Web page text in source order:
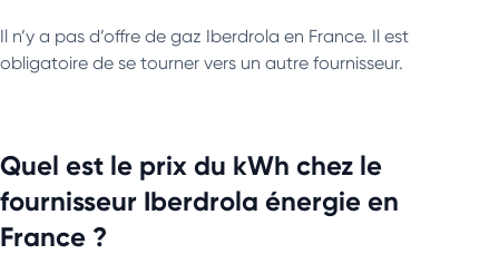
Il n’y a pas d’offre de gaz Iberdrola en France. Il est
obligatoire de se tourner vers un autre fournisseur.
Quel est le prix du kWh chez le
fournisseur Iberdrola énergie en
France ?